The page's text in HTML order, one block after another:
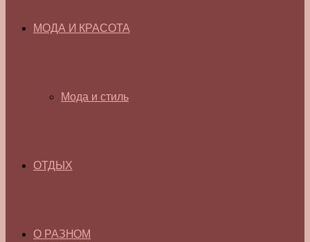
МОДА И КРАСОТА
Мода и стиль
ОТДЫХ
О РАЗНОМ